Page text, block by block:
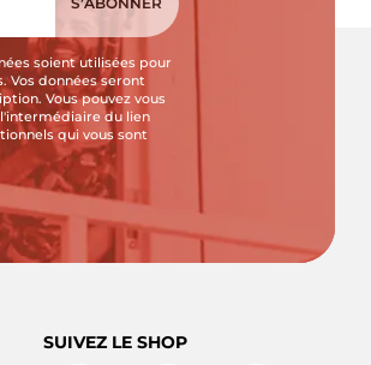
soient utilisées pour
Vos données seront
Vous pouvez vous
du lien
qui vous sont
SUIVEZ LE SHOP